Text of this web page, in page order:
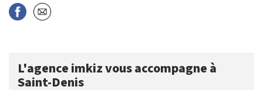
L'agence imkiz vous accompagne à
Saint-Denis